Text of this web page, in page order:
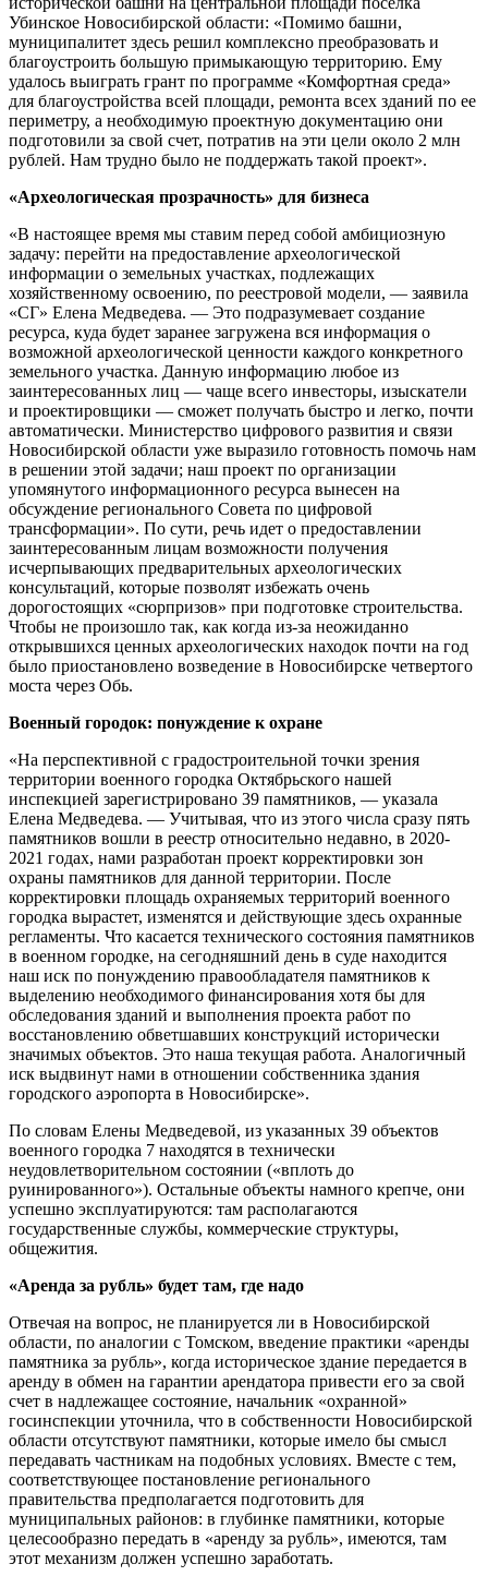
Убинское Новосибирской области: «Помимо башни,
муниципалитет здесь решил комплексно преобразовать и
благоустроить большую примыкающую территорию. Ему
удалось выиграть грант по программе «Комфортная среда»
для благоустройства всей площади, ремонта всех зданий по ее
периметру, а необходимую проектную документацию они
подготовили за свой счет, потратив на эти цели около 2 млн
рублей. Нам трудно было не поддержать такой проект».
«Археологическая прозрачность» для бизнеса
«В настоящее время мы ставим перед собой амбициозную
задачу: перейти на предоставление археологической
информации о земельных участках, подлежащих
хозяйственному освоению, по реестровой модели, — заявила
«СГ» Елена Медведева. — Это подразумевает создание
ресурса, куда будет заранее загружена вся информация о
возможной археологической ценности каждого конкретного
земельного участка. Данную информацию любое из
заинтересованных лиц — чаще всего инвесторы, изыскатели
и проектировщики — сможет получать быстро и легко, почти
автоматически. Министерство цифрового развития и связи
Новосибирской области уже выразило готовность помочь нам
в решении этой задачи; наш проект по организации
упомянутого информационного ресурса вынесен на
обсуждение регионального Совета по цифровой
трансформации». По сути, речь идет о предоставлении
заинтересованным лицам возможности получения
исчерпывающих предварительных археологических
консультаций, которые позволят избежать очень
дорогостоящих «сюрпризов» при подготовке строительства.
Чтобы не произошло так, как когда из-за неожиданно
открывшихся ценных археологических находок почти на год
было приостановлено возведение в Новосибирске четвертого
моста через Обь.
Военный городок: понуждение к охране
«На перспективной с градостроительной точки зрения
территории военного городка Октябрьского нашей
инспекцией зарегистрировано 39 памятников, — указала
Елена Медведева. — Учитывая, что из этого числа сразу пять
памятников вошли в реестр относительно недавно, в 2020-
2021 годах, нами разработан проект корректировки зон
охраны памятников для данной территории. После
корректировки площадь охраняемых территорий военного
городка вырастет, изменятся и действующие здесь охранные
регламенты. Что касается технического состояния памятников
в военном городке, на сегодняшний день в суде находится
наш иск по понуждению правообладателя памятников к
выделению необходимого финансирования хотя бы для
обследования зданий и выполнения проекта работ по
восстановлению обветшавших конструкций исторически
значимых объектов. Это наша текущая работа. Аналогичный
иск выдвинут нами в отношении собственника здания
городского аэропорта в Новосибирске».
По словам Елены Медведевой, из указанных 39 объектов
военного городка 7 находятся в технически
неудовлетворительном состоянии («вплоть до
руинированного»). Остальные объекты намного крепче, они
успешно эксплуатируются: там располагаются
государственные службы, коммерческие структуры,
общежития.
«Аренда за рубль» будет там, где надо
Отвечая на вопрос, не планируется ли в Новосибирской
области, по аналогии с Томском, введение практики «аренды
памятника за рубль», когда историческое здание передается в
аренду в обмен на гарантии арендатора привести его за свой
счет в надлежащее состояние, начальник «охранной»
госинспекции уточнила, что в собственности Новосибирской
области отсутствуют памятники, которые имело бы смысл
передавать частникам на подобных условиях. Вместе с тем,
соответствующее постановление регионального
правительства предполагается подготовить для
муниципальных районов: в глубинке памятники, которые
целесообразно передать в «аренду за рубль», имеются, там
этот механизм должен успешно заработать.